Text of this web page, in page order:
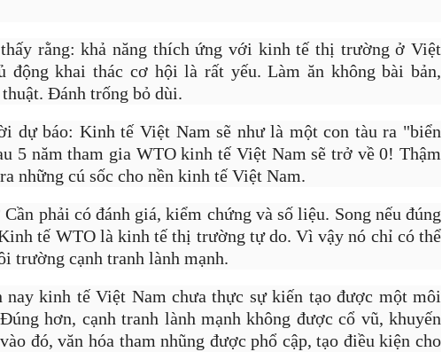
rằng: khả năng thích ứng với kinh tế thị trường ở Việt
động khai thác cơ hội là rất yếu. Làm ăn không bài bản,
Đánh trống bỏ dùi.
dự báo: Kinh tế Việt Nam sẽ như là một con tàu ra "biển
5 năm tham gia WTO kinh tế Việt Nam sẽ trở về 0! Thậm
những cú sốc cho nền kinh tế Việt Nam.
phải có đánh giá, kiểm chứng và số liệu. Song nếu đúng
tế WTO là kinh tế thị trường tự do. Vì vậy nó chỉ có thể
trường cạnh tranh lành mạnh.
kinh tế Việt Nam chưa thực sự kiến tạo được một môi
hơn, cạnh tranh lành mạnh không được cổ vũ, khuyến
đó, văn hóa tham nhũng được phổ cập, tạo điều kiện cho
Jason cũng nhắc đến 'cái giá của tiền tài' là phải làm việc lao
không phải du lịch tận hưởng như nhiều người nghĩ.